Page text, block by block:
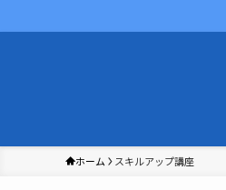
ホーム スキルアップ講座